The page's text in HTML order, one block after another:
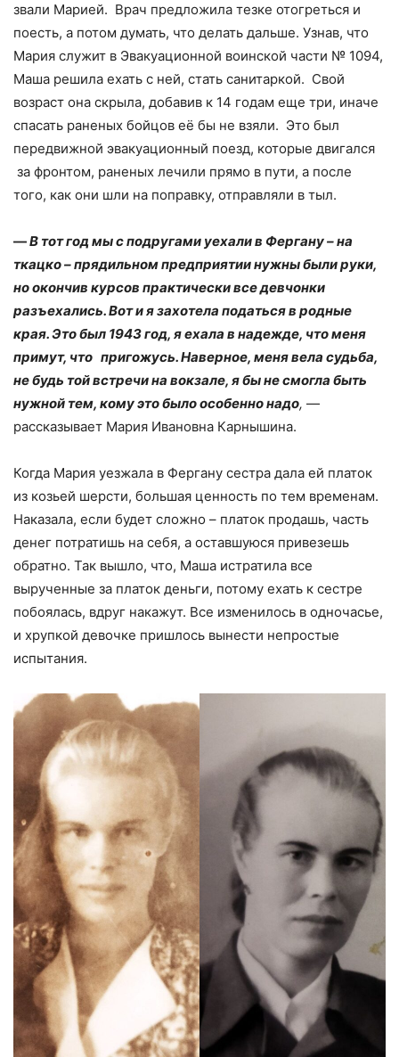
звали Марией. Врач предложила тезке отогреться и
поесть, а потом думать, что делать дальше. Узнав, что
Мария служит в Эвакуационной воинской части № 1094,
Маша решила ехать с ней, стать санитаркой. Свой
возраст она скрыла, добавив к 14 годам еще три, иначе
спасать раненых бойцов её бы не взяли. Это был
передвижной эвакуационный поезд, которые двигался
за фронтом, раненых лечили прямо в пути, а после
того, как они шли на поправку, отправляли в тыл.
—В тот год мы с подругами уехали в Фергану – на
ткацко – прядильном предприятии нужны были руки,
но окончив курсов практически все девчонки
разъехались. Вот и я захотела податься в родные
края. Это был 1943 год, я ехала в надежде, что меня
примут, что пригожусь. Наверное, меня вела судьба,
не будь той встречи на вокзале, я бы не смогла быть
нужной тем, кому это было особенно надо, —
рассказывает Мария Ивановна Карнышина.
Когда Мария уезжала в Фергану сестра дала ей платок
из козьей шерсти, большая ценность по тем временам.
Наказала, если будет сложно – платок продашь, часть
денег потратишь на себя, а оставшуюся привезешь
обратно. Так вышло, что, Маша истратила все
вырученные за платок деньги, потому ехать к сестре
побоялась, вдруг накажут. Все изменилось в одночасье,
и хрупкой девочке пришлось вынести непростые
испытания.